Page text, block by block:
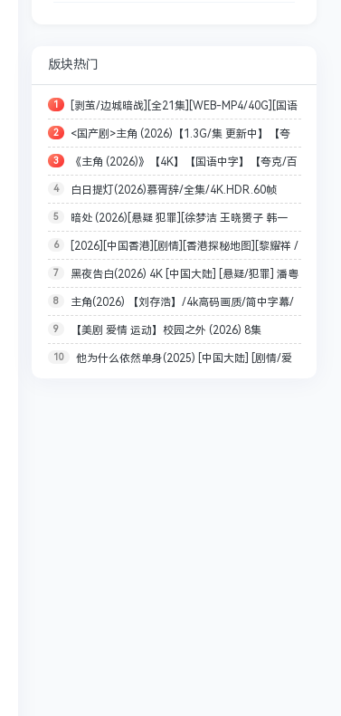
版块热门
1 [剥茧/边城暗战][全21集][WEB-MP4/40G][国语
配音/中文字幕][4K-2160P][罗云熙 刘雅瑟 2025最
新]
2 <国产剧>主角 (2026)【1.3G/集 更新中】【夸
克网盘】
3 《主角 (2026)》【4K】【国语中字】【夸克/百
度】
4 白日提灯(2026)慕胥辞/全集/4K.HDR.60帧
率.DV/夸克【单集1～5GB
5 暗处 (2026)[悬疑 犯罪][徐梦洁 王晓赟子 韩一
霆] [24集全][4K+1080P/单集426MB/国语中字]
6 [2026][中国香港][剧情][香港探秘地图][黎耀祥 /
龚嘉欣 / 丁子朗][全20集]（更至01集）
7 黑夜告白(2026) 4K [中国大陆] [悬疑/犯罪] 潘粤
明/王鹤棣 国语中字
8 主角(2026) 【刘存浩】/4k高码画质/简中字幕/
夸克/百度网盘资源【单集1～3GB】
9 【美剧 爱情 运动】校园之外 (2026) 8集
全/1080p/中文字幕【艾拉·布赖特 / 贝尔蒙特·卡梅
10 他为什么依然单身(2025) [中国大陆] [剧情/爱